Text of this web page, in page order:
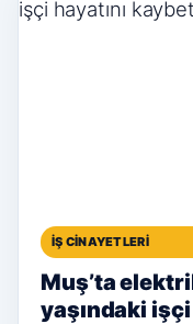
İŞ CINAYETLERI
Muş’ta
yaşındaki